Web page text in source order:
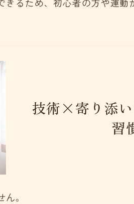
技術×寄り添い
習
。